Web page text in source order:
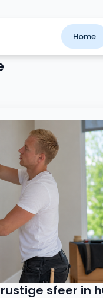
Home
sfeer in